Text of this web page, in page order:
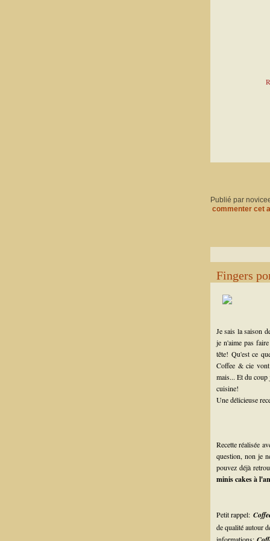
Publié par
commenter cet
Fingers
Je sais la saison
je n'aime pas
tête! Qu'est ce
Coffee & cie
mais... Et du
cuisine!
Une délicieuse
Recette réalisée
question, non je
pouvez déjà
minis cakes à
Petit rappel:
de qualité autour